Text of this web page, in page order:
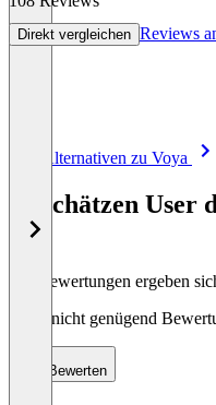
Direkt vergleichen Reviews
Alle Alternativen zu Voya
So schätzen User
Die Bewertungen ergeben
Noch nicht genügend
Bewerten